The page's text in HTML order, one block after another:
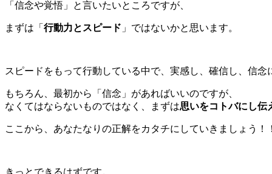
「信念や覚悟」と言いたいところですが、
まずは「 行動力とスピード 」ではないかと思います。
スピードをもって行動している中で、実感し、確信し、信念
もちろん、最初から「信念」があればいいのですが、
なくてはならないものではなく、まずは思いをコトバにし伝
ここから、あなたなりの正解をカタチにしていきましょう！！